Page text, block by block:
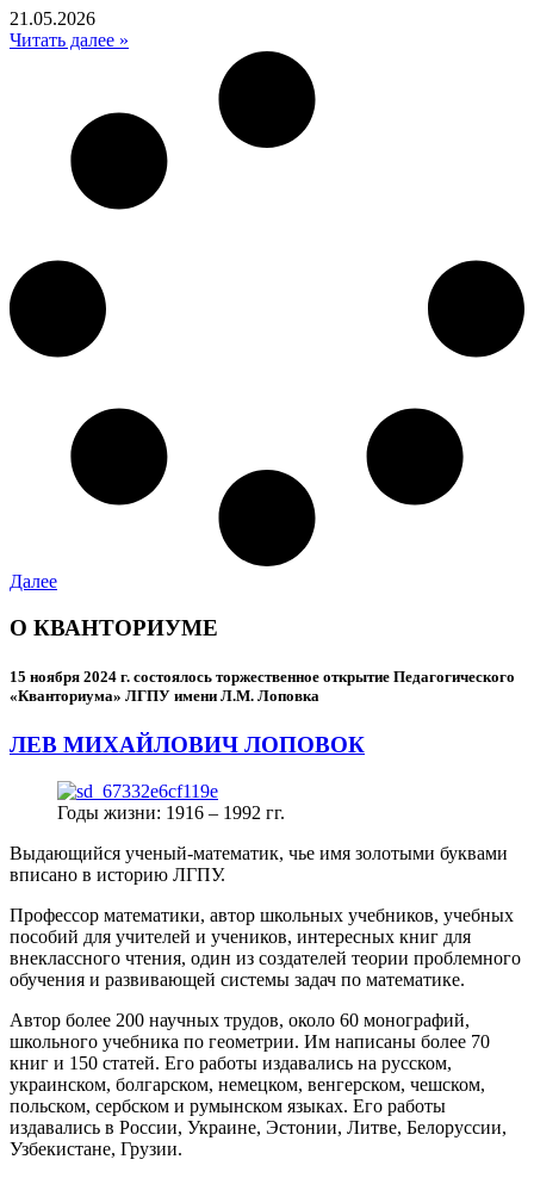
21.05.2026
Читать далее »
Далее
О КВАНТОРИУМЕ
15 ноября 2024 г. состоялось торжественное открытие Педагогического
«Кванториума» ЛГПУ имени Л.М. Лоповка
ЛЕВ МИХАЙЛОВИЧ ЛОПОВОК
Годы жизни: 1916 – 1992 гг.
Выдающийся ученый-математик, чье имя золотыми буквами
вписано в историю ЛГПУ.
Профессор математики, автор школьных учебников, учебных
пособий для учителей и учеников, интересных книг для
внеклассного чтения, один из создателей теории проблемного
обучения и развивающей системы задач по математике.
Автор более 200 научных трудов, около 60 монографий,
школьного учебника по геометрии. Им написаны более 70
книг и 150 статей. Его работы издавались на русском,
украинском, болгарском, немецком, венгерском, чешском,
польском, сербском и румынском языках. Его работы
издавались в России, Украине, Эстонии, Литве, Белоруссии,
Узбекистане, Грузии.